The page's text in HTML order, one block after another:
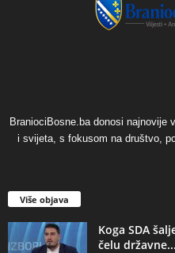
BraniociBosne.ba donosi najnovije
i svijeta, s fokusom na društvo,
Više objava
​Koga SDA
čelu državne...